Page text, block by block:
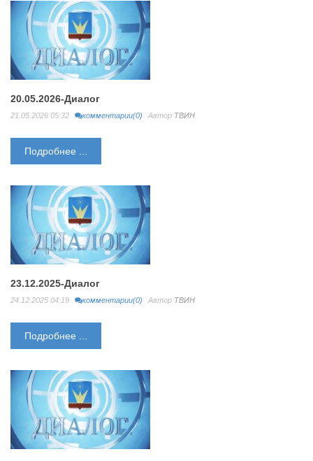
20.05.2026-Диалог
21.05.2026 05:32 комментарии(0) Автор ТВИН
Подробнее ...
23.12.2025-Диалог
24.12.2025 04:19 комментарии(0) Автор ТВИН
Подробнее ...